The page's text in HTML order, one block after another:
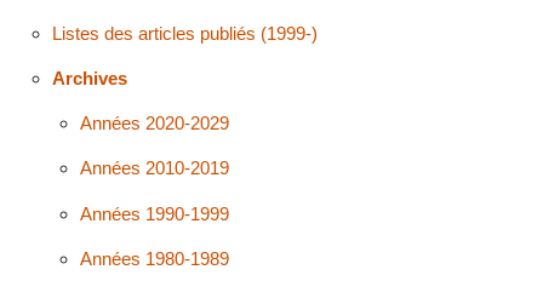
Listes des articles publiés (1999-)
Archives
Années 2020-2029
Années 2010-2019
Années 1990-1999
Années 1980-1989